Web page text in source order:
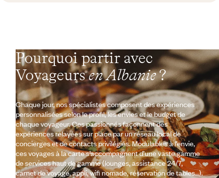
Pourquoi partir avec
Voyageursen Albanie?
Chaque jour, nos spécialistes composent des expériences
personnalisées selon le profil, les envies et le budget de
chaque voyageur. Ces passionnés façonnent des
expériences relayées sur place par un réseau local de
concierges et de contacts privilégiés. Modulables à l’envie,
ces voyages à la carte s’accompagnent d’une vaste gamme
de services haut de gamme (lounges, assistance 24/7,
carnet de voyage, appli, wifi nomade, réservation de tables…).